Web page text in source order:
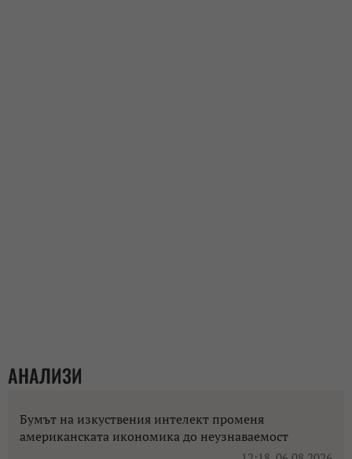
АНАЛИЗИ
Бумът на изкуствения интелект променя
американската икономика до неузнаваемост